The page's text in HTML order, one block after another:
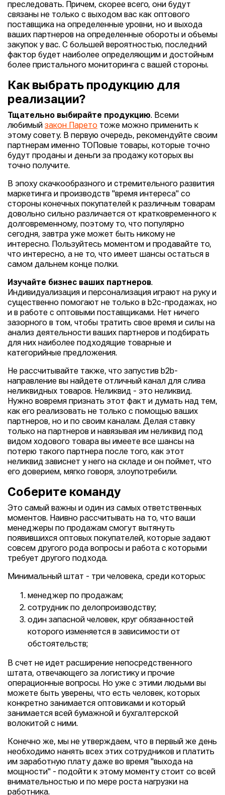
преследовать. Причем, скорее всего, они будут
связаны не только с выходом вас как оптового
поставщика на определенные уровни, но и выхода
ваших партнеров на определенные обороты и объемы
закупок у вас. С большей вероятностью, последний
фактор будет наиболее определяющим и достойным
более пристального мониторинга с вашей стороны.
Как выбрать продукцию для
реализации?
Тщательно выбирайте продукцию. Всеми
любимый закон Парето тоже можно применить к
этому совету. В первую очередь, рекомендуйте своим
партнерам именно ТОПовые товары, которые точно
будут проданы и деньги за продажу которых вы
точно получите.
В эпоху скачкообразного и стремительного развития
маркетинга и производств "время интереса" со
стороны конечных покупателей к различным товарам
довольно сильно различается от кратковременного к
долговременному, поэтому то, что популярно
сегодня, завтра уже может быть никому не
интересно. Пользуйтесь моментом и продавайте то,
что интересно, а не то, что имеет шансы остаться в
самом дальнем конце полки.
Изучайте бизнес ваших партнеров.
Индивидуализация и персонализация играют на руку и
существенно помогают не только в b2c-продажах, но
и в работе с оптовыми поставщиками. Нет ничего
зазорного в том, чтобы тратить свое время и силы на
анализ деятельности ваших партнеров и подбирать
для них наиболее подходящие товарные и
категорийные предложения.
Не рассчитывайте также, что запустив b2b-
направление вы найдете отличный канал для слива
неликвидных товаров. Неликвид - это неликвид.
Нужно вовремя признать этот факт и думать над тем,
как его реализовать не только с помощью ваших
партнеров, но и по своим каналам. Делая ставку
только на партнеров и навязывая им неликвид под
видом ходового товара вы имеете все шансы на
потерю такого партнера после того, как этот
неликвид зависнет у него на складе и он поймет, что
его доверием, мягко говоря, злоупотребили.
Соберите команду
Это самый важны и один из самых ответственных
моментов. Наивно рассчитывать на то, что ваши
менеджеры по продажам смогут вытянуть
появившихся оптовых покупателей, которые задают
совсем другого рода вопросы и работа с которыми
требует другого подхода.
Минимальный штат - три человека, среди которых:
менеджер по продажам;
сотрудник по делопроизводству;
один запасной человек, круг обязанностей
которого изменяется в зависимости от
обстоятельств;
В счет не идет расширение непосредственного
штата, отвечающего за логистику и прочие
операционные вопросы. Но уже с этими людьми вы
можете быть уверены, что есть человек, которых
конкретно занимается оптовиками и который
занимается всей бумажной и бухгалтерской
волокитой с ними.
Конечно же, мы не утверждаем, что в первый же день
необходимо нанять всех этих сотрудников и платить
им заработную плату даже во время "выхода на
мощности" - подойти к этому моменту стоит со всей
внимательностью и по мере роста нагрузки на
работника.